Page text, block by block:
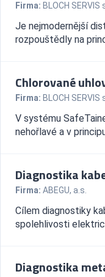
Firma: BLOCH SERVIS
Je nejmodernější
rozpouštědly na
Chlorované
Firma: BLOCH SERVIS
V systému
nehořlavé a v
Diagnostika
Firma: ABEGU, a.s.
Cílem diagnostiky
spolehlivosti
Diagnostika